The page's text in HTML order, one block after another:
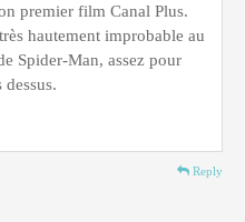
premier film Canal Plus.
hautement improbable au
Spider-Man, assez pour
dessus.
Reply